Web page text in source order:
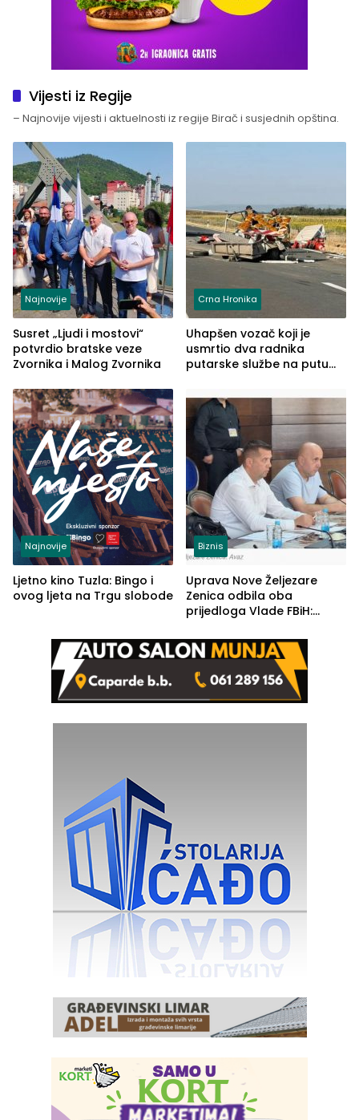
Vijesti iz Regije
– Najnovije vijesti i aktuelnosti iz regije Birač i susjednih opština.
Najnovije
Susret „Ljudi i mostovi“
potvrdio bratske veze
Zvornika i Malog Zvornika
Crna Hronika
Uhapšen vozač koji je
usmrtio dva radnika
putarske službe na putu
(FOTO)
Najnovije
Ljetno kino Tuzla: Bingo i
ovog ljeta na Trgu slobode
Biznis
Uprava Nove Željezare
Zenica odbila oba
prijedloga Vlade FBiH:
rješenje